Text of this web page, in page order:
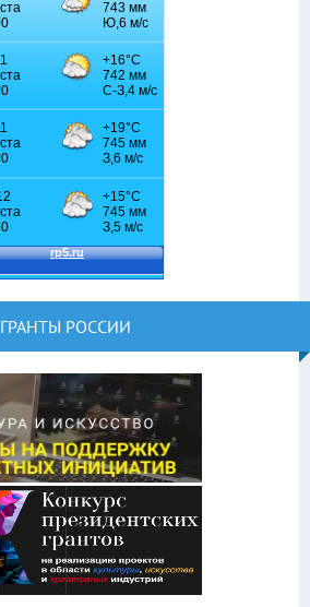
ГРАНТЫ РОССИИ